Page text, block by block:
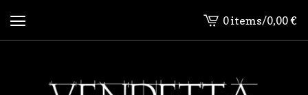
View
cart
0 items/0,00€